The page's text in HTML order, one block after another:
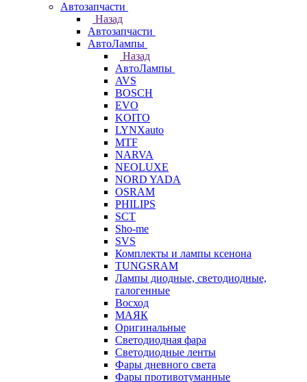
Автозапчасти
Назад
Автозапчасти
АвтоЛампы
Назад
АвтоЛампы
AVS
BOSCH
EVO
KOITO
LYNXauto
MTF
NARVA
NEOLUXE
NORD YADA
OSRAM
PHILIPS
SCT
Sho-me
SVS
Комплекты и лампы ксенона
TUNGSRAM
Лампы диодные, светодиодные,
галогенные
Восход
МАЯК
Оригинальные
Светодиодная фара
Светодиодные ленты
Фары дневного света
Фары противотуманные